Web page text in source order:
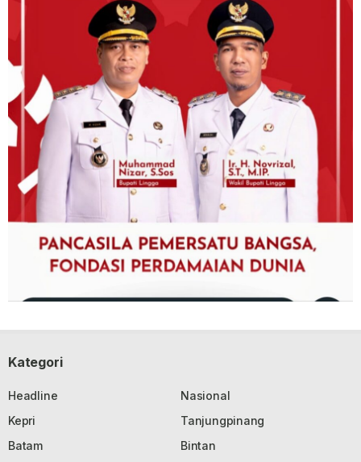
Kategori
Headline
Nasional
Kepri
Tanjungpinang
Batam
Bintan